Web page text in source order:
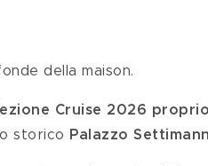
della maison.
Cruise 2026
storico
Palazzo